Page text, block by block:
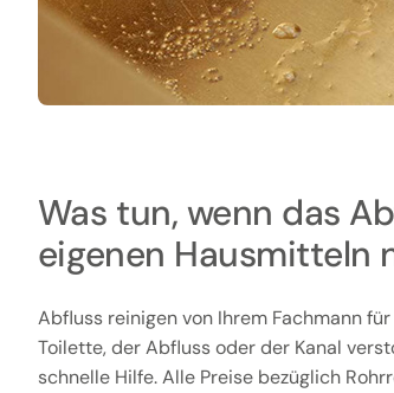
Was tun, wenn das
eigenen
Abfluss reinigen von Ihrem Fachmann
Toilette, der Abfluss oder der Kanal
schnelle Hilfe. Alle Preise bezüglich